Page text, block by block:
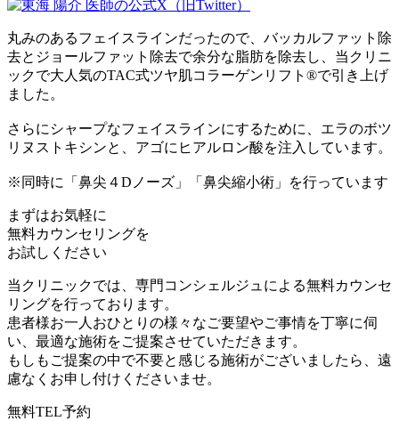
丸みのあるフェイスラインだったので、バッカルファット除
去とジョールファット除去で余分な脂肪を除去し、当クリニ
ックで大人気のTAC式ツヤ肌コラーゲンリフト®で引き上げ
ました。
さらにシャープなフェイスラインにするために、エラのボツ
リヌストキシンと、アゴにヒアルロン酸を注入しています。
※同時に「鼻尖４Dノーズ」「鼻尖縮小術」を行っています
まずはお気軽に
無料カウンセリングを
お試しください
当クリニックでは、専門コンシェルジュによる無料カウンセ
リングを行っております。
患者様お一人おひとりの様々なご要望やご事情を丁寧に伺
い、最適な施術をご提案させていただきます。
もしもご提案の中で不要と感じる施術がございましたら、遠
慮なくお申し付けくださいませ。
無料TEL予約